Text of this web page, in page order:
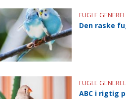
FUGLE
Den raske
FUGLE
ABC i rigtig